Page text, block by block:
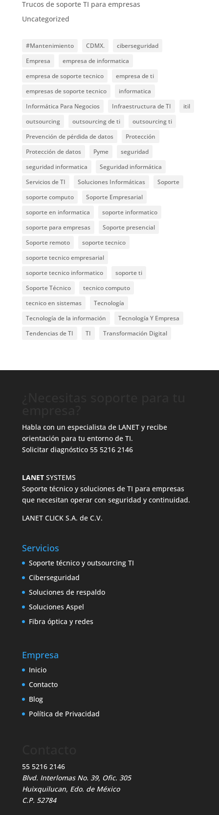
Trucos de soporte TI para empresas
Uncategorized
#Mantenimiento CDMX.
ciberseguridad
Empresa
empresa de informatica
empresa de soporte tecnico
empresa de ti
empresas de soporte tecnico
informatica
Informática Para Negocios
Infraestructura de TI
itil
outsourcing
outsourcing de ti
outsourcing ti
Prevención de pérdida de datos
Protección
Protección de datos
Pyme
seguridad
seguridad informatica
Seguridad informática
Servicios de TI
Soluciones Informáticas
Soporte
soporte computo
Soporte Empresarial
soporte en informatica
soporte informatico
soporte para empresas
Soporte presencial
Soporte remoto
soporte tecnico
soporte tecnico empresarial
soporte tecnico informatico
soporte ti
Soporte Técnico
tecnico computo
tecnico en sistemas
Tecnología
Tecnología de la información
Tecnología Y Empresa
Tendencias de TI
TI Transformación Digital
Habla con un especialista de LANET y recibe
orientación para tu entorno de TI.
Solicitar diagnóstico 55 5216 2146
LANET SYSTEMS
Soporte técnico y soluciones de TI para empresas
que necesitan operar con seguridad y continuidad.
LANET CLICK S.A. de C.V.
Servicios
Soporte técnico y outsourcing TI
Ciberseguridad
Soluciones de respaldo
Soluciones Aspel
Fibra óptica y redes
Empresa
Inicio
Contacto
Blog
Política de Privacidad
55 5216 2146
Blvd. Interlomas No. 39, Ofic. 305
Huixquilucan, Edo. de México
C.P. 52784